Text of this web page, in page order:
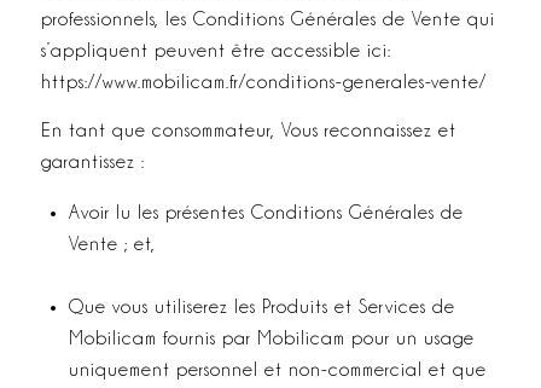
professionnels, les Conditions Générales de Vente qui
s’appliquent peuvent être accessible ici:
https://www.mobilicam.fr/conditions-generales-vente/
En tant que consommateur, Vous reconnaissez et
garantissez :
Avoir lu les présentes Conditions Générales de
Vente ; et,
Que vous utiliserez les Produits et Services de
Mobilicam fournis par Mobilicam pour un usage
uniquement personnel et non-commercial et que